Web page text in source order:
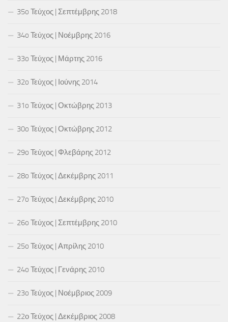
35o Τεύχος | Σεπτέμβρης 2018
34o Τεύχος | Νοέμβρης 2016
33o Τεύχος | Μάρτης 2016
32o Τεύχος | Ιούνης 2014
31o Τεύχος | Οκτώβρης 2013
30o Τεύχος | Οκτώβρης 2012
29o Τεύχος | Φλεβάρης 2012
28o Τεύχος | Δεκέμβρης 2011
27o Τεύχος | Δεκέμβρης 2010
26o Τεύχος | Σεπτέμβρης 2010
25o Τεύχος | Απρίλης 2010
24o Τεύχος | Γενάρης 2010
23o Τεύχος | Νοέμβριος 2009
22ο Τεύχος | Δεκέμβριος 2008